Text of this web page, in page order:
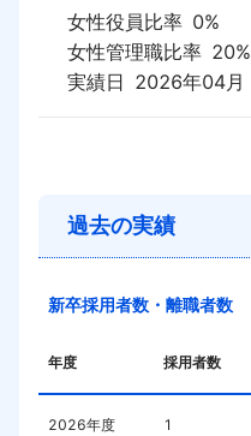
女性役員比率 0%
女性管理職比率 20%
実績日 2026年04月
過去の実績
新卒採用者数・離職者数
年度 採用者数
2026年度 1